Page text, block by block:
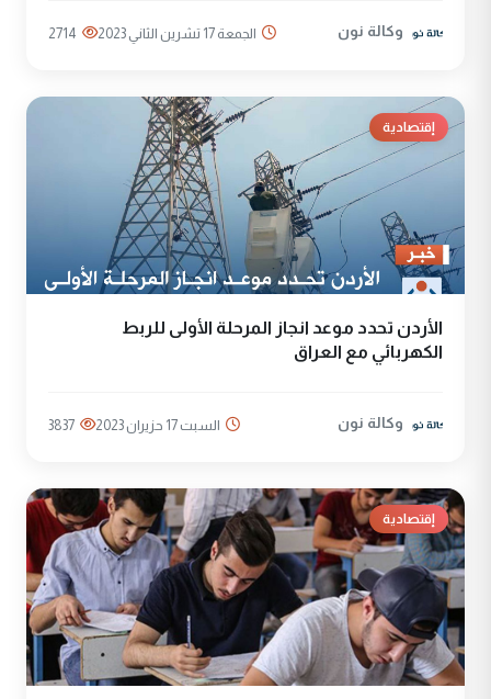
وكالة نون الجمعة 17 تشرين الثاني 2023 2714
إقتصادية
الأردن تحدد موعد انجاز المرحلة الأولى للربط
الكهربائي مع العراق
وكالة نون السبت 17 حزيران 2023 3837
إقتصادية